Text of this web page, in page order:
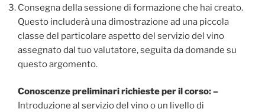
Consegna della sessione di formazione che hai creato.
Questo includerà una dimostrazione ad una piccola
classe del particolare aspetto del servizio del vino
assegnato dal tuo valutatore, seguita da domande su
questo argomento.
Conoscenze preliminari richieste per il corso: –
Introduzione al servizio del vino o un livello di